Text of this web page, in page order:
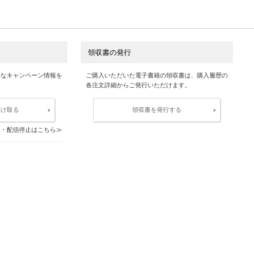
キャンペーン情報を
取る
配信停止はこちら
領収書の発行
ご購入いただいた電子書籍の領収書は、購入履歴の
各注文詳細からご発行いただけます。
領収書を発行する